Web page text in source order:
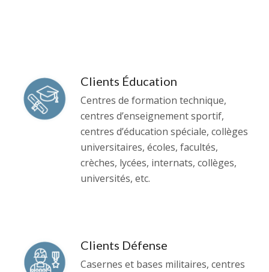
Clients Éducation
Centres de formation technique,
centres d’enseignement sportif,
centres d’éducation spéciale, collèges
universitaires, écoles, facultés,
crèches, lycées, internats, collèges,
universités, etc.
Clients Défense
Casernes et bases militaires, centres